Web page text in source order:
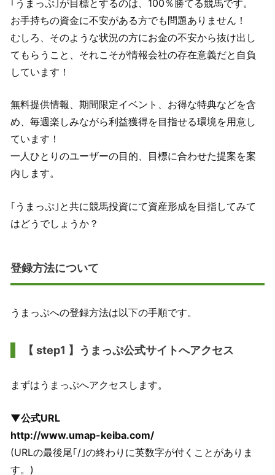
｢うまっぷ｣が目標とするのは、100％勝てる競馬です。
お手持ちの資金に不安がある方でも問題ありません！
むしろ、そのような状況の方にお金の不安から抜け出し
てもらうこと、それこそが情報会社の存在意義だと自負
しています！
無料提供情報、期間限定イベント、お得な特典などを含
め、毎週楽しみながら利益獲得を目指せる環境を用意し
ています！
一人ひとりのユーザーの目的、目標に合わせた提案を案
内します。
｢うまっぷ｣と共に競馬投資にて資産形成を目指してみて
はどうでしょうか？
登録方法について
うまっぷへの登録方法は以下の手順です。
【 step1 】うまっぷ公式サイトへアクセス
まずはうまっぷへアクセスします。
▼公式URL
http://www.umap-keiba.com/
(URLの最後尾｢/｣の終わりに英数字が付くことがありま
す。)